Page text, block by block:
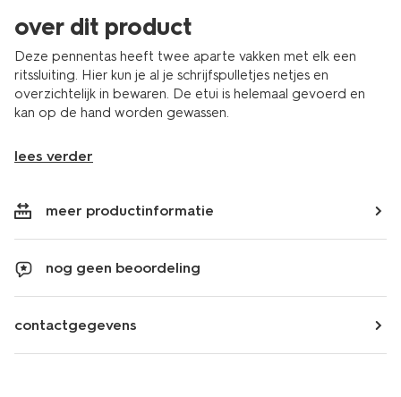
over dit product
Deze pennentas heeft twee aparte vakken met elk een
ritssluiting. Hier kun je al je schrijfspulletjes netjes en
overzichtelijk in bewaren. De etui is helemaal gevoerd en
kan op de hand worden gewassen.
lees verder
meer productinformatie
nog geen beoordeling
contactgegevens